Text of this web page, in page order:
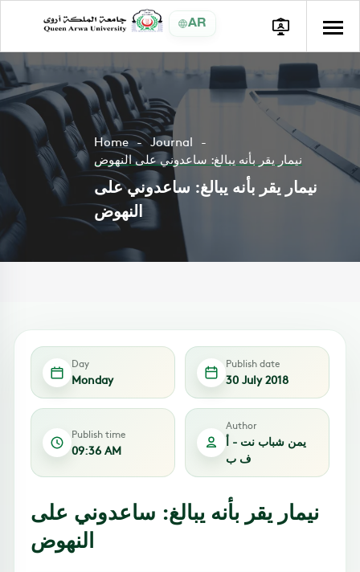
AR
Home
Journal
نيمار يقر بأنه يبالغ: ساعدوني على النهوض
نيمار يقر بأنه يبالغ: ساعدوني على
النهوض
Day
Monday
Publish date
30 July 2018
Publish time
09:36 AM
Author
يمن شباب نت - أ
ف ب
نيمار يقر بأنه يبالغ: ساعدوني على
النهوض